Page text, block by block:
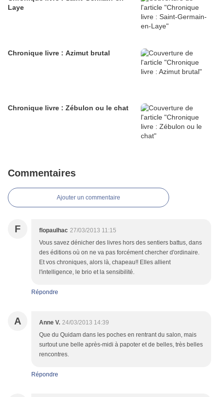
Laye
Chronique livre : Azimut brutal
Chronique livre : Zébulon ou le chat
Commentaires
Ajouter un commentaire
F flopaulhac 27/03/2013 11:15
Vous savez dénicher des livres hors des sentiers battus, dans
des éditions où on ne va pas forcément chercher d'ordinaire.
Et vos chroniques, alors là, chapeau!! Elles allient
l'intelligence, le brio et la sensibilité.
Répondre
A Anne V. 24/03/2013 14:39
Que du Quidam dans les poches en rentrant du salon, mais
surtout une belle après-midi à papoter et de belles, très belles
rencontres.
Répondre